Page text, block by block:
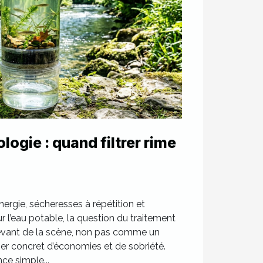
: quand filtrer rime
sécheresses à répétition et
l’eau potable, la question du traitement
de la scène, non pas comme un
concret d’économies et de sobriété.
simple...